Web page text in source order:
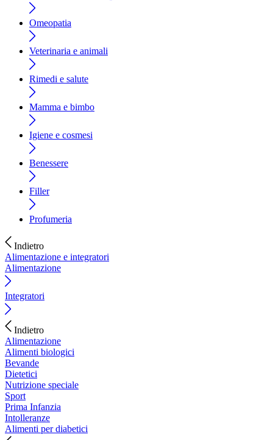
Omeopatia
Veterinaria e animali
Rimedi e salute
Mamma e bimbo
Igiene e cosmesi
Benessere
Filler
Profumeria
Indietro
Alimentazione e integratori
Alimentazione
Integratori
Indietro
Alimentazione
Alimenti biologici
Bevande
Dietetici
Nutrizione speciale
Sport
Prima Infanzia
Intolleranze
Alimenti per diabetici